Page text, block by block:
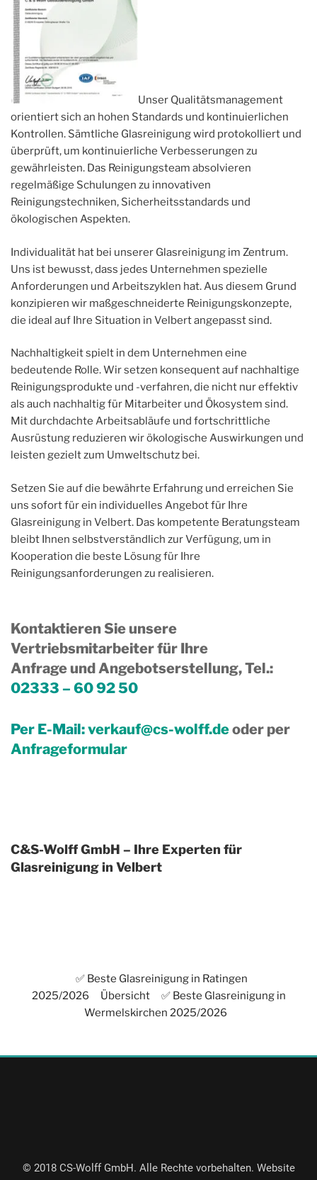
Unser Qualitätsmanagement
orientiert sich an hohen Standards und kontinuierlichen
Kontrollen. Sämtliche Glasreinigung wird protokolliert und
überprüft, um kontinuierliche Verbesserungen zu
gewährleisten. Das Reinigungsteam absolvieren
regelmäßige Schulungen zu innovativen
Reinigungstechniken, Sicherheitsstandards und
ökologischen Aspekten.
Individualität hat bei unserer Glasreinigung im Zentrum.
Uns ist bewusst, dass jedes Unternehmen spezielle
Anforderungen und Arbeitszyklen hat. Aus diesem Grund
konzipieren wir maßgeschneiderte Reinigungskonzepte,
die ideal auf Ihre Situation in Velbert angepasst sind.
Nachhaltigkeit spielt in dem Unternehmen eine
bedeutende Rolle. Wir setzen konsequent auf nachhaltige
Reinigungsprodukte und -verfahren, die nicht nur effektiv
als auch nachhaltig für Mitarbeiter und Ökosystem sind.
Mit durchdachte Arbeitsabläufe und fortschrittliche
Ausrüstung reduzieren wir ökologische Auswirkungen und
leisten gezielt zum Umweltschutz bei.
Setzen Sie auf die bewährte Erfahrung und erreichen Sie
uns sofort für ein individuelles Angebot für Ihre
Glasreinigung in Velbert. Das kompetente Beratungsteam
bleibt Ihnen selbstverständlich zur Verfügung, um in
Kooperation die beste Lösung für Ihre
Reinigungsanforderungen zu realisieren.
Kontaktieren Sie unsere
Vertriebsmitarbeiter für Ihre
Anfrage und Angebotserstellung, Tel.:
02333 – 60 92 50
Per E-Mail:verkauf@cs-wolff.deoder per
Anfrageformular
C&S-Wolff GmbH – Ihre Experten für
Glasreinigung in Velbert
✅ Beste Glasreinigung in Ratingen
2025/2026
Übersicht
✅ Beste Glasreinigung in
Wermelskirchen 2025/2026
© 2018 CS-Wolff GmbH. Alle Rechte vorbehalten. Website